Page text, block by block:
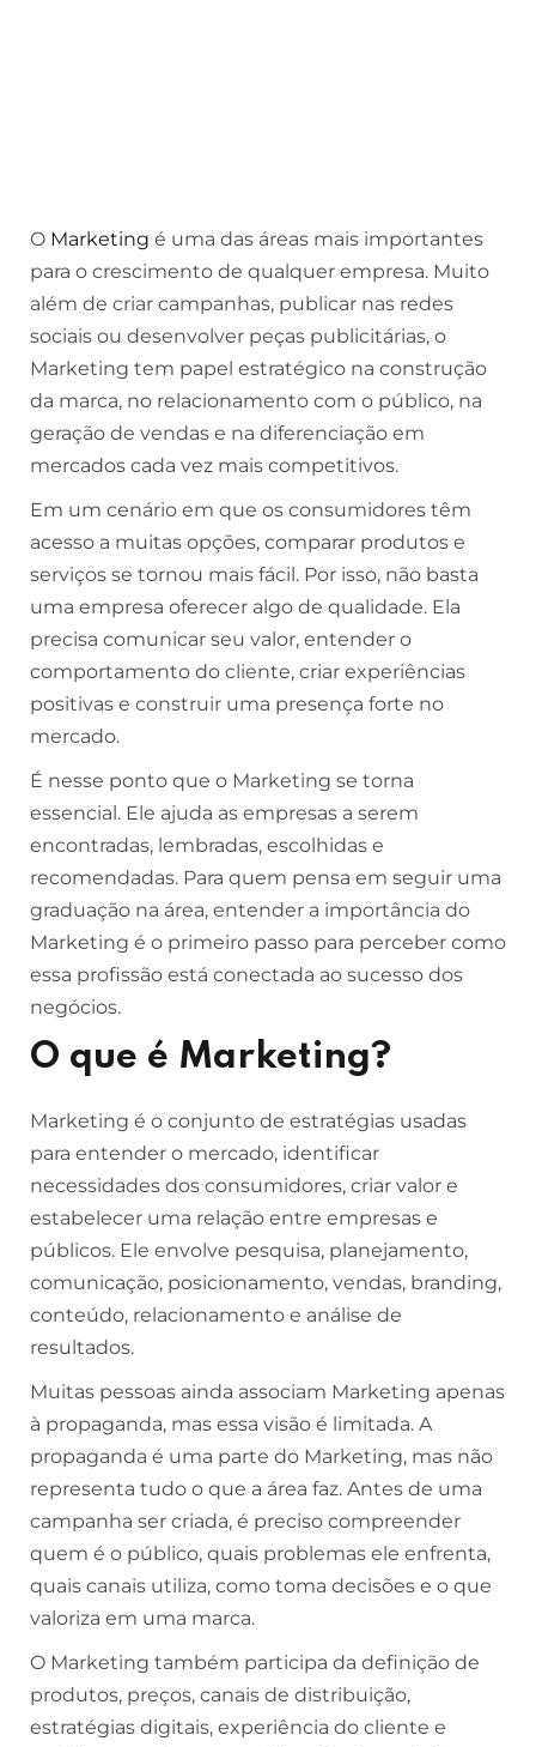
O Marketing é uma das áreas mais importantes
para o crescimento de qualquer empresa. Muito
além de criar campanhas, publicar nas redes
sociais ou desenvolver peças publicitárias, o
Marketing tem papel estratégico na construção
da marca, no relacionamento com o público, na
geração de vendas e na diferenciação em
mercados cada vez mais competitivos.
Em um cenário em que os consumidores têm
acesso a muitas opções, comparar produtos e
serviços se tornou mais fácil. Por isso, não basta
uma empresa oferecer algo de qualidade. Ela
precisa comunicar seu valor, entender o
comportamento do cliente, criar experiências
positivas e construir uma presença forte no
mercado.
É nesse ponto que o Marketing se torna
essencial. Ele ajuda as empresas a serem
encontradas, lembradas, escolhidas e
recomendadas. Para quem pensa em seguir uma
graduação na área, entender a importância do
Marketing é o primeiro passo para perceber como
essa profissão está conectada ao sucesso dos
negócios.
O que é Marketing?
Marketing é o conjunto de estratégias usadas
para entender o mercado, identificar
necessidades dos consumidores, criar valor e
estabelecer uma relação entre empresas e
públicos. Ele envolve pesquisa, planejamento,
comunicação, posicionamento, vendas, branding,
conteúdo, relacionamento e análise de
resultados.
Muitas pessoas ainda associam Marketing apenas
à propaganda, mas essa visão é limitada. A
propaganda é uma parte do Marketing, mas não
representa tudo o que a área faz. Antes de uma
campanha ser criada, é preciso compreender
quem é o público, quais problemas ele enfrenta,
quais canais utiliza, como toma decisões e o que
valoriza em uma marca.
O Marketing também participa da definição de
produtos, preços, canais de distribuição,
estratégias digitais, experiência do cliente e